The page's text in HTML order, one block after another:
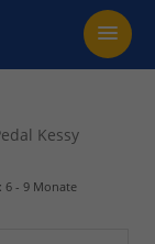
Kessy
6 - 9 Monate